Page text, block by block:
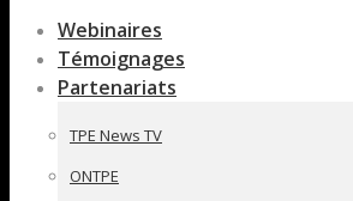
Webinaires
Témoignages
Partenariats
TPE News TV
ONTPE